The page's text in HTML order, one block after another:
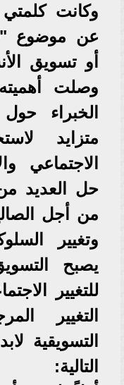
وكانت
عن موضوع
أو تسويق
وصلت
الخبراء
متزايد
الاجتماعي
حل العديد
من أجل
وتغيير
يصبح
للتغيير
التغيير
التسويقية
التالية: